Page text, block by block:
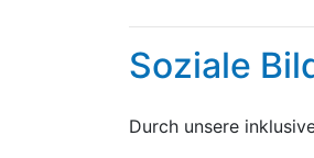
Soziale
Durch unsere